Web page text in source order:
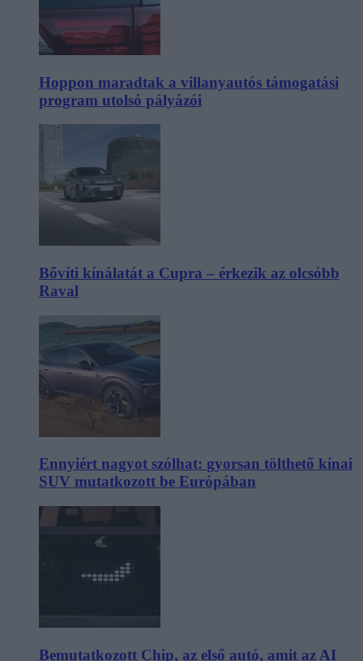
Hoppon maradtak a villanyautós támogatási
program utolsó pályázói
Bővíti kínálatát a Cupra – érkezik az olcsóbb
Raval
Ennyiért nagyot szólhat: gyorsan tölthető kínai
SUV mutatkozott be Európában
Bemutatkozott Chip, az első autó, amit az AI